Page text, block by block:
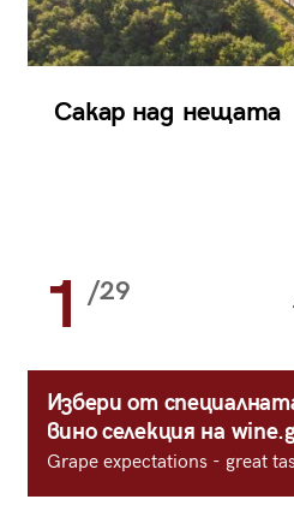
Сакар над нещата
1 /29
Избери от
вино селекция на
Grape expectations - great